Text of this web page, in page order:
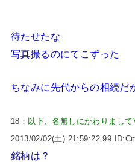
待たせたな
写真撮るのにてこずった
ちなみに先代からの相続だ
18： 以下、名無しにかわりまし
2013/02/02(土) 21:59:22.99
銘柄は？